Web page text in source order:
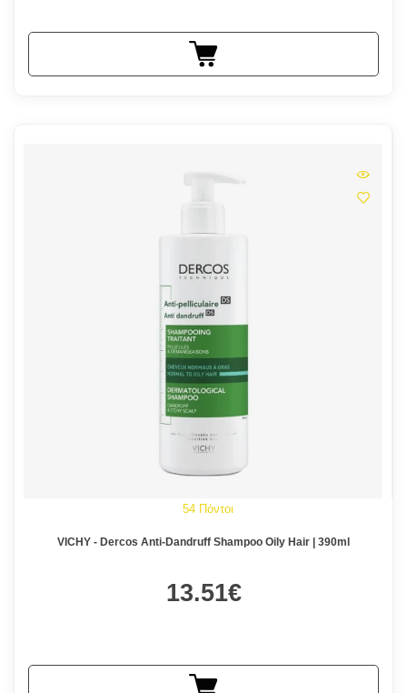
54 Πόντοι
VICHY - Dercos Anti-Dandruff Shampoo Oily Hair | 390ml
13.51€